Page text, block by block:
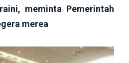
meminta Pemerintah
merea